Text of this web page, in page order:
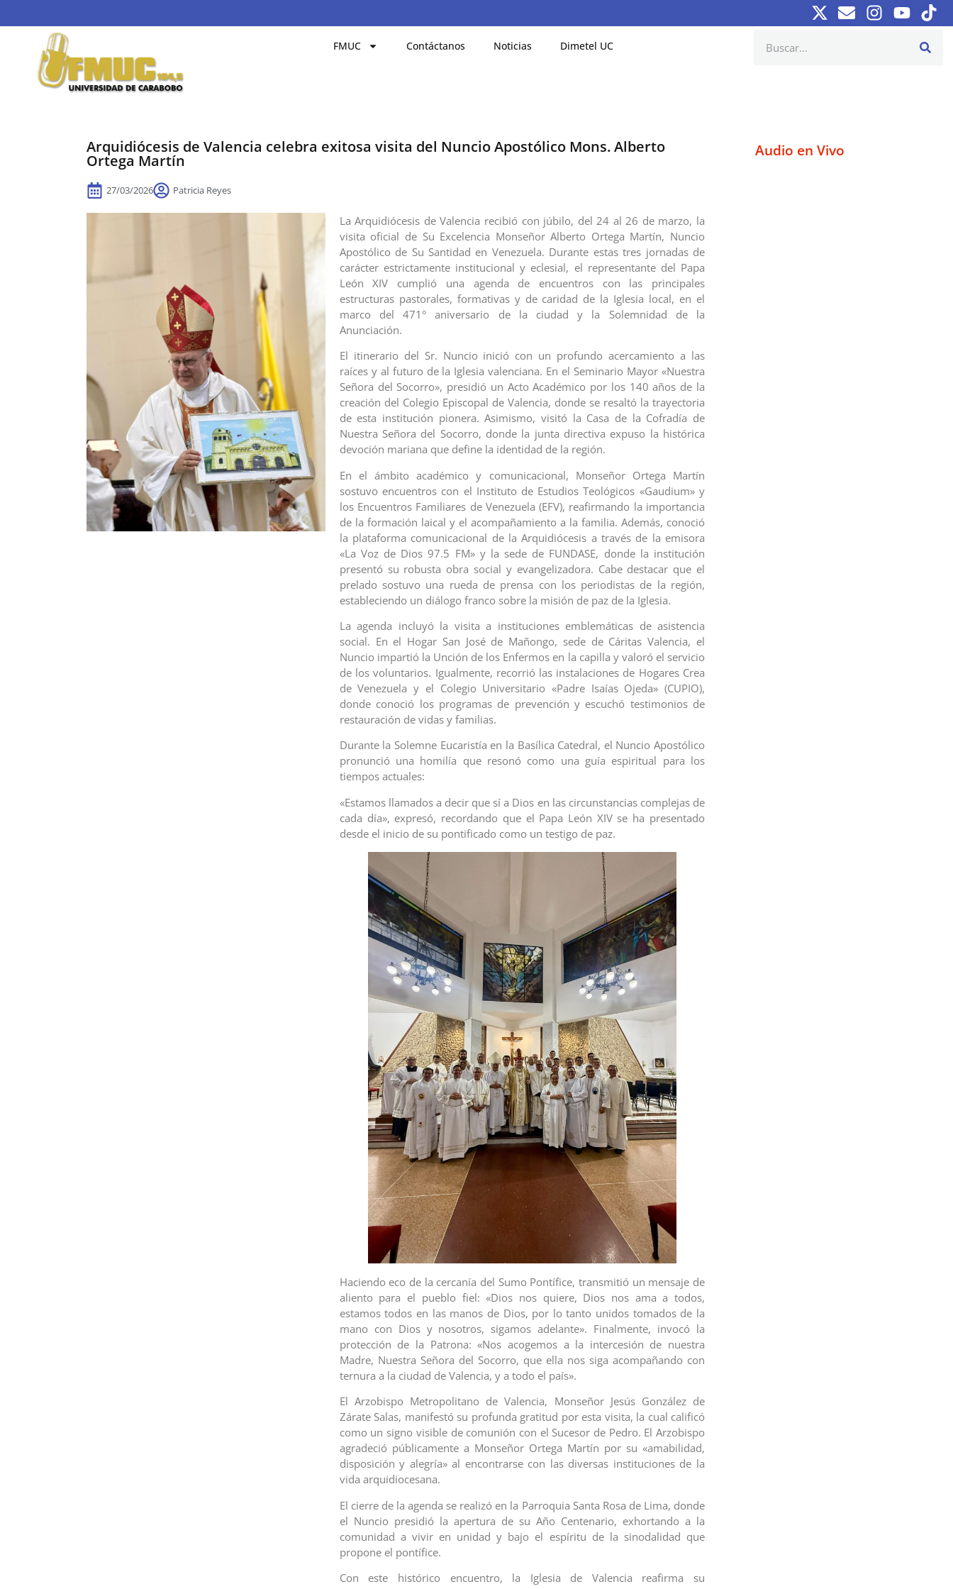
FMUC Contáctanos Noticias Dimetel UC
Arquidiócesis de Valencia celebra exitosa visita del Nuncio Apostólico Mons. Alberto
Ortega Martín
27/03/2026 Patricia Reyes
La Arquidiócesis de Valencia recibió con júbilo, del 24 al 26 de marzo, la
visita oficial de Su Excelencia Monseñor Alberto Ortega Martín, Nuncio
Apostólico de Su Santidad en Venezuela. Durante estas tres jornadas de
carácter estrictamente institucional y eclesial, el representante del Papa
León XIV cumplió una agenda de encuentros con las principales
estructuras pastorales, formativas y de caridad de la Iglesia local, en el
marco del 471° aniversario de la ciudad y la Solemnidad de la
Anunciación.
El itinerario del Sr. Nuncio inició con un profundo acercamiento a las
raíces y al futuro de la Iglesia valenciana. En el Seminario Mayor «Nuestra
Señora del Socorro», presidió un Acto Académico por los 140 años de la
creación del Colegio Episcopal de Valencia, donde se resaltó la trayectoria
de esta institución pionera. Asimismo, visitó la Casa de la Cofradía de
Nuestra Señora del Socorro, donde la junta directiva expuso la histórica
devoción mariana que define la identidad de la región.
En el ámbito académico y comunicacional, Monseñor Ortega Martín
sostuvo encuentros con el Instituto de Estudios Teológicos «Gaudium» y
los Encuentros Familiares de Venezuela (EFV), reafirmando la importancia
de la formación laical y el acompañamiento a la familia. Además, conoció
la plataforma comunicacional de la Arquidiócesis a través de la emisora
«La Voz de Dios 97.5 FM» y la sede de FUNDASE, donde la institución
presentó su robusta obra social y evangelizadora. Cabe destacar que el
prelado sostuvo una rueda de prensa con los periodistas de la región,
estableciendo un diálogo franco sobre la misión de paz de la Iglesia.
La agenda incluyó la visita a instituciones emblemáticas de asistencia
social. En el Hogar San José de Mañongo, sede de Cáritas Valencia, el
Nuncio impartió la Unción de los Enfermos en la capilla y valoró el servicio
de los voluntarios. Igualmente, recorrió las instalaciones de Hogares Crea
de Venezuela y el Colegio Universitario «Padre Isaías Ojeda» (CUPIO),
donde conoció los programas de prevención y escuchó testimonios de
restauración de vidas y familias.
Durante la Solemne Eucaristía en la Basílica Catedral, el Nuncio Apostólico
pronunció una homilía que resonó como una guía espiritual para los
tiempos actuales:
«Estamos llamados a decir que sí a Dios en las circunstancias complejas de
cada día», expresó, recordando que el Papa León XIV se ha presentado
desde el inicio de su pontificado como un testigo de paz.
Haciendo eco de la cercanía del Sumo Pontífice, transmitió un mensaje de
aliento para el pueblo fiel: «Dios nos quiere, Dios nos ama a todos,
estamos todos en las manos de Dios, por lo tanto unidos tomados de la
mano con Dios y nosotros, sigamos adelante». Finalmente, invocó la
protección de la Patrona: «Nos acogemos a la intercesión de nuestra
Madre, Nuestra Señora del Socorro, que ella nos siga acompañando con
ternura a la ciudad de Valencia, y a todo el país».
El Arzobispo Metropolitano de Valencia, Monseñor Jesús González de
Zárate Salas, manifestó su profunda gratitud por esta visita, la cual calificó
como un signo visible de comunión con el Sucesor de Pedro. El Arzobispo
agradeció públicamente a Monseñor Ortega Martín por su «amabilidad,
disposición y alegría» al encontrarse con las diversas instituciones de la
vida arquidiocesana.
El cierre de la agenda se realizó en la Parroquia Santa Rosa de Lima, donde
el Nuncio presidió la apertura de su Año Centenario, exhortando a la
comunidad a vivir en unidad y bajo el espíritu de la sinodalidad que
propone el pontífice.
Con este histórico encuentro, la Iglesia de Valencia reafirma su
Audio en Vivo